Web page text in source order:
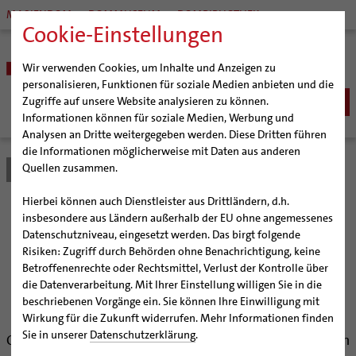
Cookie-Einstellungen
Wir verwenden Cookies, um Inhalte und Anzeigen zu
personalisieren, Funktionen für soziale Medien anbieten und die
Zugriffe auf unsere Website analysieren zu können.
Informationen können für soziale Medien, Werbung und
Analysen an Dritte weitergegeben werden. Diese Dritten führen
die Informationen möglicherweise mit Daten aus anderen
Quellen zusammen.
Hierbei können auch Dienstleister aus Drittländern, d.h.
insbesondere aus Ländern außerhalb der EU ohne angemessenes
Datenschutzniveau, eingesetzt werden. Das birgt folgende
Risiken: Zugriff durch Behörden ohne Benachrichtigung, keine
Betroffenenrechte oder Rechtsmittel, Verlust der Kontrolle über
die Datenverarbeitung. Mit Ihrer Einstellung willigen Sie in die
beschriebenen Vorgänge ein. Sie können Ihre Einwilligung mit
Wirkung für die Zukunft widerrufen. Mehr Informationen finden
Sie in unserer Datenschutzerklärung.
MARIENDOM DOMMUSEUM DOMBIBLIOTHEK
BISTUM
Bischöfe
Weihbischof Dr. Martin Marahrens
Bischof em. Norbert Trelle
Weihbischof em. Bongartz
Weihbischof em. Schwerdtfeger
Weihbischof em. Koitz
Bischof em. Dr. Wüstenberg
Generalvikariat
Gremien
Diözesangericht
Gemeindegremien
Pfarrgemeinden
Hildesheimer Dom
Virtueller Rundgang durch den Dom
Tausendjähriger Rosenstock
Die Hildesheimer Dommusik
Wallfahrten | Pilgern
Termine Wallfahrten und Pilgern
Jakobswege im Bistum Hildesheim
Veranstaltungen
Strategieprozess
Jugend
Bistum Hildesheim
„Das Credo, das die
christlichen Kirchen
miteinander verbindet“
Bischof Wilmer würdigte in seiner Predigt am
Ostersonntag das Konzil von Nicäa, das vor 1.700 Jahren